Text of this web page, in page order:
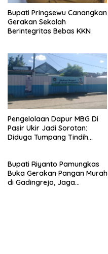
Bupati Pringsewu Canangkan
Gerakan Sekolah
Berintegritas Bebas KKN
Pengelolaan Dapur MBG Di
Pasir Ukir Jadi Sorotan:
Diduga Tumpang Tindih
Transparan
Bupati Riyanto Pamungkas
Buka Gerakan Pangan Murah
di Gadingrejo, Jaga